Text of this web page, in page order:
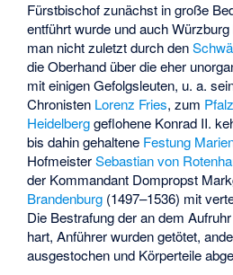
Fürstbischof zunächst in große
entführt wurde und auch
man nicht zuletzt durch den
die Oberhand über die eher
mit einigen Gefolgsleuten, u. a.
Chronisten Lorenz Fries, zum
Heidelberggeflohene Konrad II.
bis dahin gehaltene Festung
HofmeisterSebastian von
der Kommandant Dompropst
Brandenburg (1497–1536) mit
Die Bestrafung der an dem
hart, Anführer wurden getötet,
ausgestochen und Körperteile